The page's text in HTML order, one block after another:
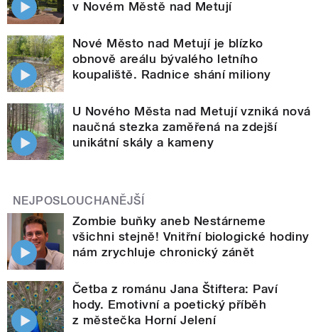
v Novém Městě nad Metují
Nové Město nad Metují je blízko
obnově areálu bývalého letního
koupaliště. Radnice shání miliony
U Nového Města nad Metují vzniká nová
naučná stezka zaměřená na zdejší
unikátní skály a kameny
NEJPOSLOUCHANĚJŠÍ
Zombie buňky aneb Nestárneme
všichni stejně! Vnitřní biologické hodiny
nám zrychluje chronický zánět
Četba z románu Jana Štiftera: Paví
hody. Emotivní a poetický příběh
z městečka Horní Jelení